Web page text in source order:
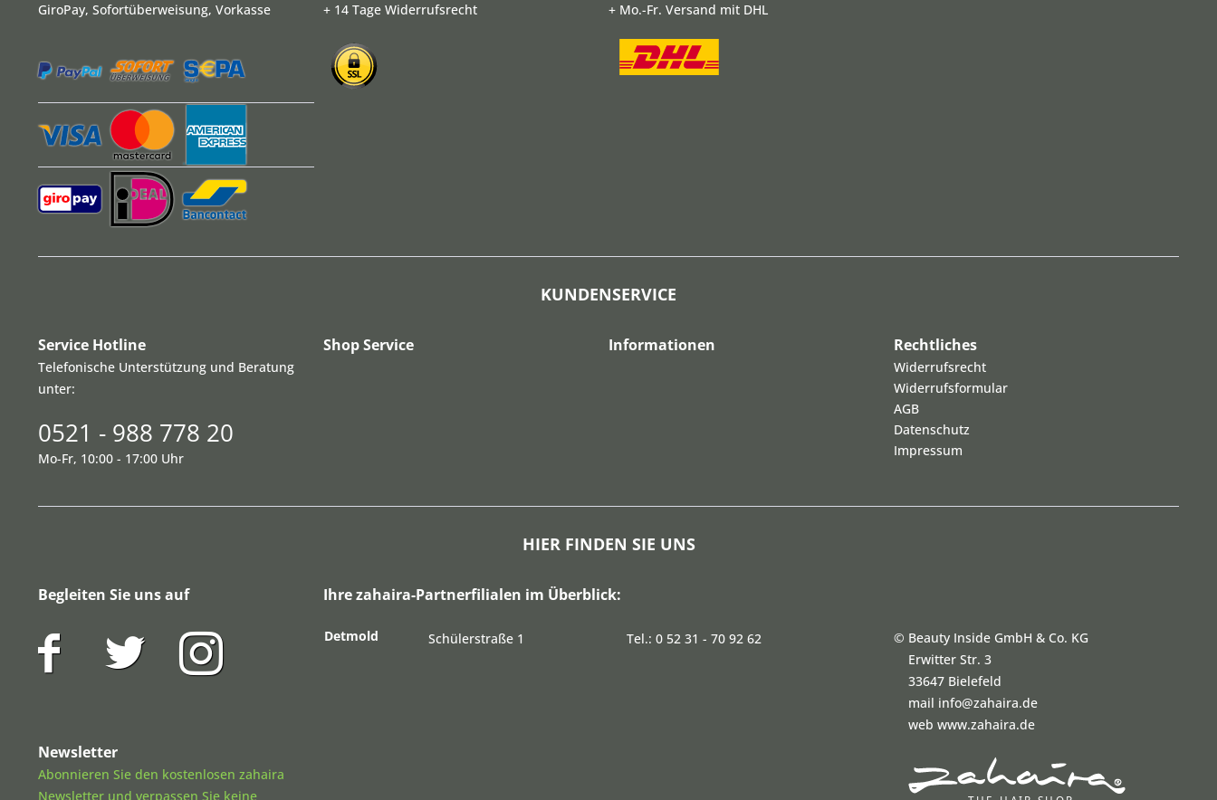
GiroPay, Sofortüberweisung, Vorkasse
+ 14 Tage Widerrufsrecht
+ Mo.-Fr. Versand mit DHL
KUNDENSERVICE
Service Hotline
Telefonische Unterstützung und Beratung
unter:
0521 - 988 778 20
Mo-Fr, 10:00 - 17:00 Uhr
Shop Service Informationen Rechtliches
Widerrufsrecht
Widerrufsformular
AGB
Datenschutz
Impressum
HIER FINDEN SIE UNS
Begleiten Sie uns auf
Newsletter
Abonnieren Sie den kostenlosen zahaira
Newsletter und verpassen Sie keine
Ihre zahaira-Partnerfilialen im Überblick:
Detmold Schülerstraße 1 Tel.: 0 52 31 - 70 92 62 © Beauty Inside GmbH & Co. KG
Erwitter Str. 3
33647 Bielefeld
mail info@zahaira.de
web www.zahaira.de